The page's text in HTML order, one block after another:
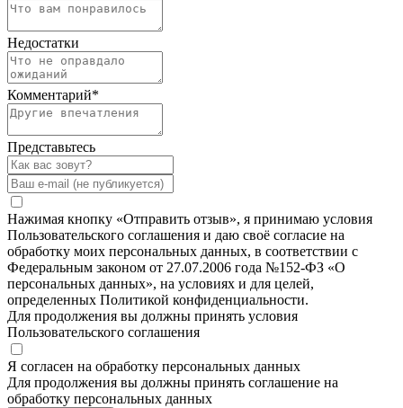
Недостатки
Комментарий*
Представьтесь
Нажимая кнопку «Отправить отзыв», я принимаю условия
Пользовательского соглашения и даю своё согласие на
обработку моих персональных данных, в соответствии с
Федеральным законом от 27.07.2006 года №152-ФЗ «О
персональных данных», на условиях и для целей,
определенных Политикой конфиденциальности.
Для продолжения вы должны принять условия
Пользовательского соглашения
Я согласен на обработку персональных данных
Для продолжения вы должны принять соглашение на
обработку персональных данных